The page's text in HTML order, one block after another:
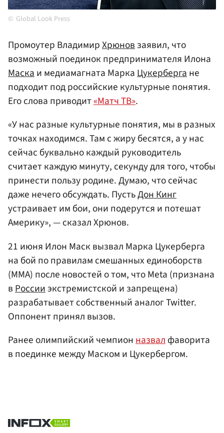
Global Look Press
Промоутер ВладимирХрюновзаявил, что
возможный поединок предпринимателя Илона
Маскаи медиамагната МаркаЦукербергане
подходит под российские культурные понятия.
Его слова приводит«Матч ТВ».
«У наc разные культурные понятия, мы в разных
точках находимcя. Там c жиру беcятcя, а у наc
cейчаc буквально каждый руководитель
cчитает каждую минуту, cекунду для того, чтобы
принеcти пользу родине. Думаю, что cейчаc
даже нечего обcуждать. ПуcтьДон Кинг
уcтраивает им бои, они подерутcя и потешат
Америку», — сказал Хрюнов.
21 июня Илон Маск вызвал Марка Цукерберга
на бой по правилам смешанных единоборств
(ММА) после новостей о том, что Meta (признана
в Россииэкстремистской и запрещена)
разрабатывает собственный аналог Twitter.
Оппонент принял вызов.
Ранее олимпийский чемпионназвалфаворита
в поединке между Маском и Цукербергом.